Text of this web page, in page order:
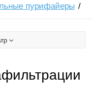
пурифайеры